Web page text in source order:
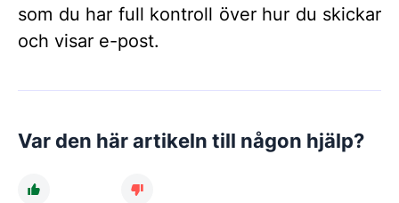
som du har full kontroll över hur du skickar
och visar e-post.
Var den här artikeln till någon hjälp?